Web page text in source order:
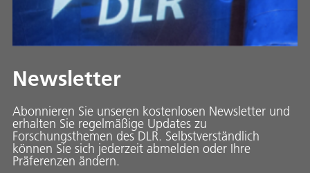
Newsletter
Abonnieren Sie unseren kostenlosen Newsletter und
erhalten Sie regelmäßige Updates zu
Forschungsthemen des DLR. Selbstverständlich
können Sie sich jederzeit abmelden oder Ihre
Präferenzen ändern.